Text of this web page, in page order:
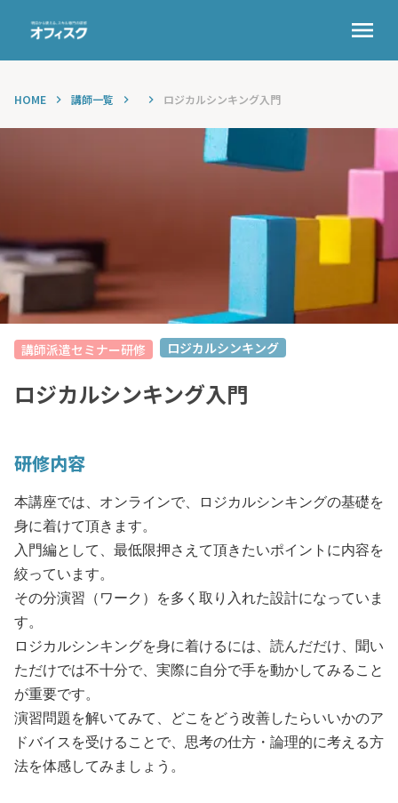
HOME keyboard_arrow_right 講師一覧 keyboard_arrow_right keyboard_arrow_right ロジカルシンキング入門
講師派遣セミナー研修 ロジカルシンキング
ロジカルシンキング入門
研修内容
本講座では、オンラインで、ロジカルシンキングの基礎を
身に着けて頂きます。
入門編として、最低限押さえて頂きたいポイントに内容を
絞っています。
その分演習（ワーク）を多く取り入れた設計になっていま
す。
ロジカルシンキングを身に着けるには、読んだだけ、聞い
ただけでは不十分で、実際に自分で手を動かしてみること
が重要です。
演習問題を解いてみて、どこをどう改善したらいいかのア
ドバイスを受けることで、思考の仕方・論理的に考える方
法を体感してみましょう。
menu